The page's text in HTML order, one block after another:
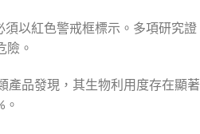
以紅色警戒框標示。多項研究證
險。
產品發現，其生物利用度存在顯著